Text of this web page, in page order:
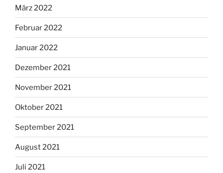
März 2022
Februar 2022
Januar 2022
Dezember 2021
November 2021
Oktober 2021
September 2021
August 2021
Juli 2021